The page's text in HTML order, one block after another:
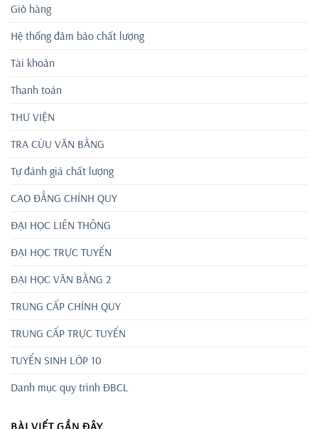
Giỏ hàng
Hệ thống đảm bảo chất lượng
Tài khoản
Thanh toán
THƯ VIỆN
TRA CỨU VĂN BẰNG
Tự đánh giá chất lượng
CAO ĐẲNG CHÍNH QUY
ĐẠI HỌC LIÊN THÔNG
ĐẠI HỌC TRỰC TUYẾN
ĐẠI HỌC VĂN BẰNG 2
TRUNG CẤP CHÍNH QUY
TRUNG CẤP TRỰC TUYẾN
TUYỂN SINH LỚP 10
Danh mục quy trình ĐBCL
BÀI VIẾT GẦN ĐÂY